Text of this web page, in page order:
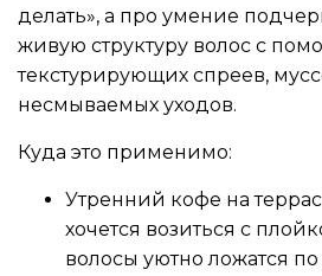
делать», а про умение
живую структуру волос с
текстурирующих спреев,
несмываемых уходов.
Куда это применимо:
Утренний кофе на
хочется возиться с
волосы уютно ложатся